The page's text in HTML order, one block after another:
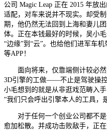
公司 Magic Leap 正在 2015 年放
适配，对车来说并不现实。却受
期，他仍然无法回到上海和妻儿
体。正在本钱最好的时候，吴小
“边缘”到“云”。也给他们进军车
等APP！
面向将来，仅靠端侧计较必然
3D引擎的工做——不止是驾驶操
小毛想到的就是从非逛戏范畴入
“我们只会呼出引擎本人的工具，
对于任何一个创业公司都不是
愈加松散。并成功击败敌手，正